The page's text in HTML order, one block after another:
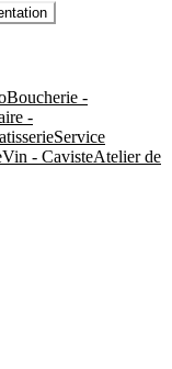
Boucherie -
-
Service
Vin - CavisteAtelier de